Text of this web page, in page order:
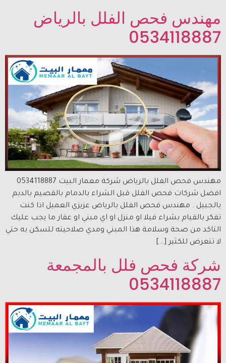
مهندس فحص الفلل بالرياض
0534118887
مهندس فحص الفلل بالرياض شركة معمار البيت 0534118887
افضل شركات فحص الفلل قبل الشراء بالدمام بالقصيم بالدبم
بالجبيل . مهندس فحص الفلل بالرياض عزيزي العميل اذا كنت
تفكر بالقيام بشراء فيلا او منزل او اي مبني او عقار ما يجب عليك
التاكد من صحة وسلامة هذا المبني ومدي صلاحيته للسكن به حتي
لا تتعرض للكثير […]
شركة فحص فلل بالمجمعة
0534118887